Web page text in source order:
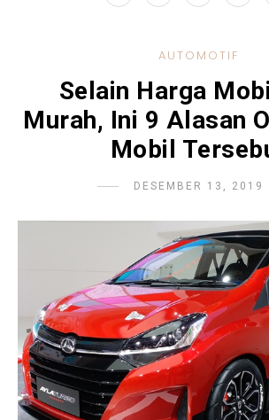
AUTOMOTIF
Selain Harga
Murah, Ini 9 Alasan
Mobil
DESEMBER 13, 2019